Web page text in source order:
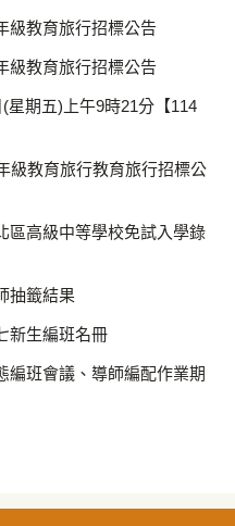
級教育旅行招標公告
級教育旅行招標公告
星期五)上午9時21分【114
級教育旅行教育旅行招標公
區高級中等學校免試入學錄
抽籤結果
新生編班名冊
編班會議、導師編配作業期